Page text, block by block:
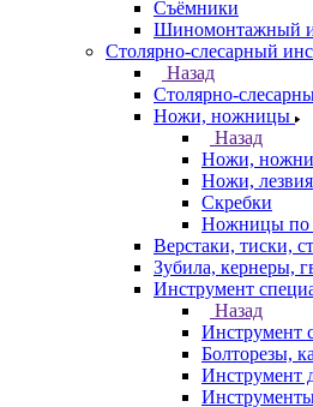
Съёмники
Шиномонтажный
Столярно-слесарный
Назад
Столярно-
Ножи, ножницы
Назад
Ножи,
Ножи, лезвия
Скребки
Ножницы по
Верстаки, тиски,
Зубила, кернеры,
Инструмент
Назад
Инструмент
Болторезы,
Инструмент